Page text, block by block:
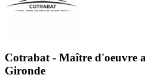
Cotrabat - Maître d'oeuvre
Gironde